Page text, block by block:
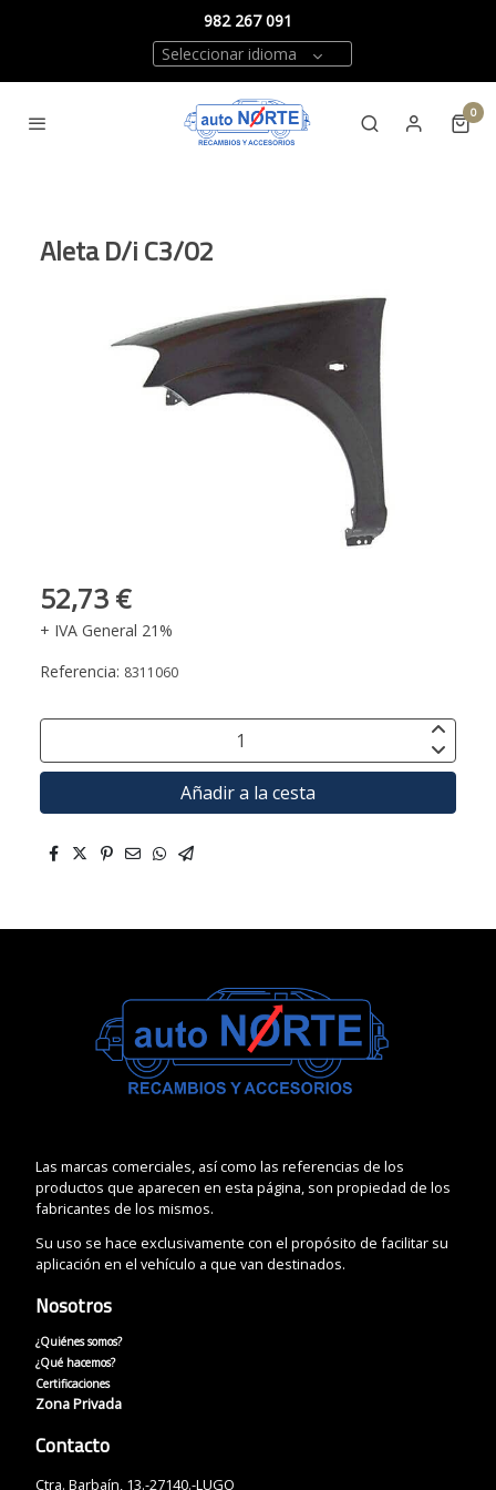
982 267 091
Seleccionar idioma
0
Aleta D/i C3/02
52,73 €
+ IVA General 21%
Referencia: 8311060
Añadir a la cesta
Las marcas comerciales, así como las referencias de los
productos que aparecen en esta página, son propiedad de los
fabricantes de los mismos.
Su uso se hace exclusivamente con el propósito de facilitar su
aplicación en el vehículo a que van destinados.
Nosotros
¿Quiénes somos?
¿Qué hacemos?
Certificaciones
Zona Privada
Contacto
Ctra. Barbaín, 13.-27140.-LUGO